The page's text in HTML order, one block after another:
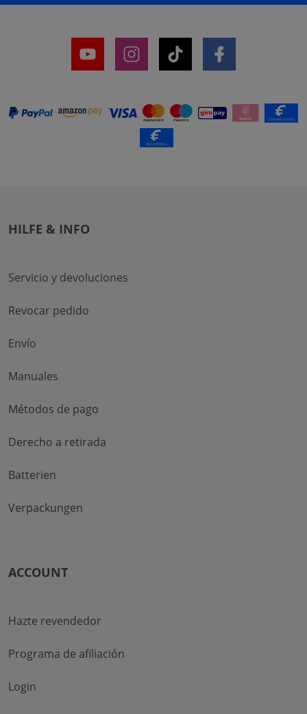
HILFE & INFO
Servicio y devoluciones
Revocar pedido
Envío
Manuales
Métodos de pago
Derecho a retirada
Batterien
Verpackungen
ACCOUNT
Hazte revendedor
Programa de afiliación
Login